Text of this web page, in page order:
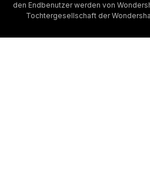
den Endbenutzer werden von
Tochtergesellschaft der